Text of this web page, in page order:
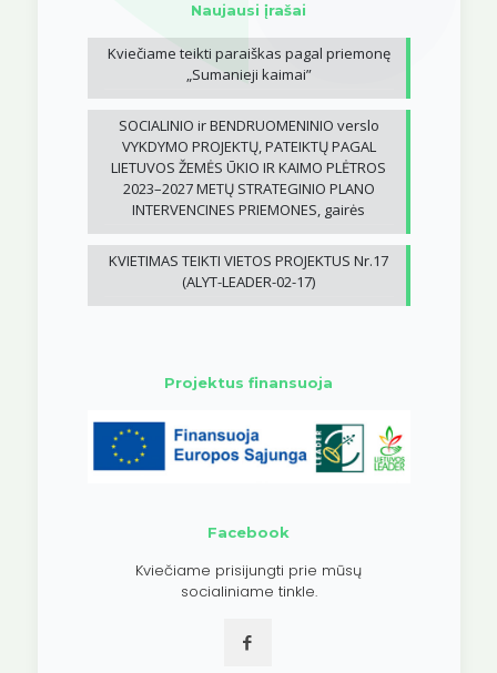
Naujausi įrašai
Kviečiame teikti paraiškas pagal priemonę
„Sumanieji kaimai”
SOCIALINIO ir BENDRUOMENINIO verslo
VYKDYMO PROJEKTŲ, PATEIKTŲ PAGAL
LIETUVOS ŽEMĖS ŪKIO IR KAIMO PLĖTROS
2023–2027 METŲ STRATEGINIO PLANO
INTERVENCINES PRIEMONES, gairės
KVIETIMAS TEIKTI VIETOS PROJEKTUS Nr.17
(ALYT-LEADER-02-17)
Projektus finansuoja
Facebook
Kviečiame prisijungti prie mūsų
socialiniame tinkle.